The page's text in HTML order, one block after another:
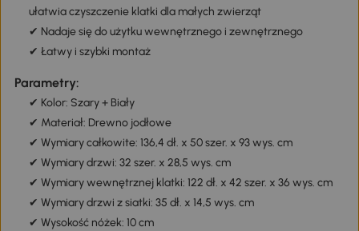
ułatwia czyszczenie klatki dla małych zwierząt
✔ Nadaje się do użytku wewnętrznego i zewnętrznego
✔ Łatwy i szybki montaż
Parametry:
✔ Kolor: Szary + Biały
✔ Materiał: Drewno jodłowe
✔ Wymiary całkowite: 136,4 dł. x 50 szer. x 93 wys. cm
✔ Wymiary drzwi: 32 szer. x 28,5 wys. cm
✔ Wymiary wewnętrznej klatki: 122 dł. x 42 szer. x 36 wys. cm
✔ Wymiary drzwi z siatki: 35 dł. x 14,5 wys. cm
✔ Wysokość nóżek: 10 cm